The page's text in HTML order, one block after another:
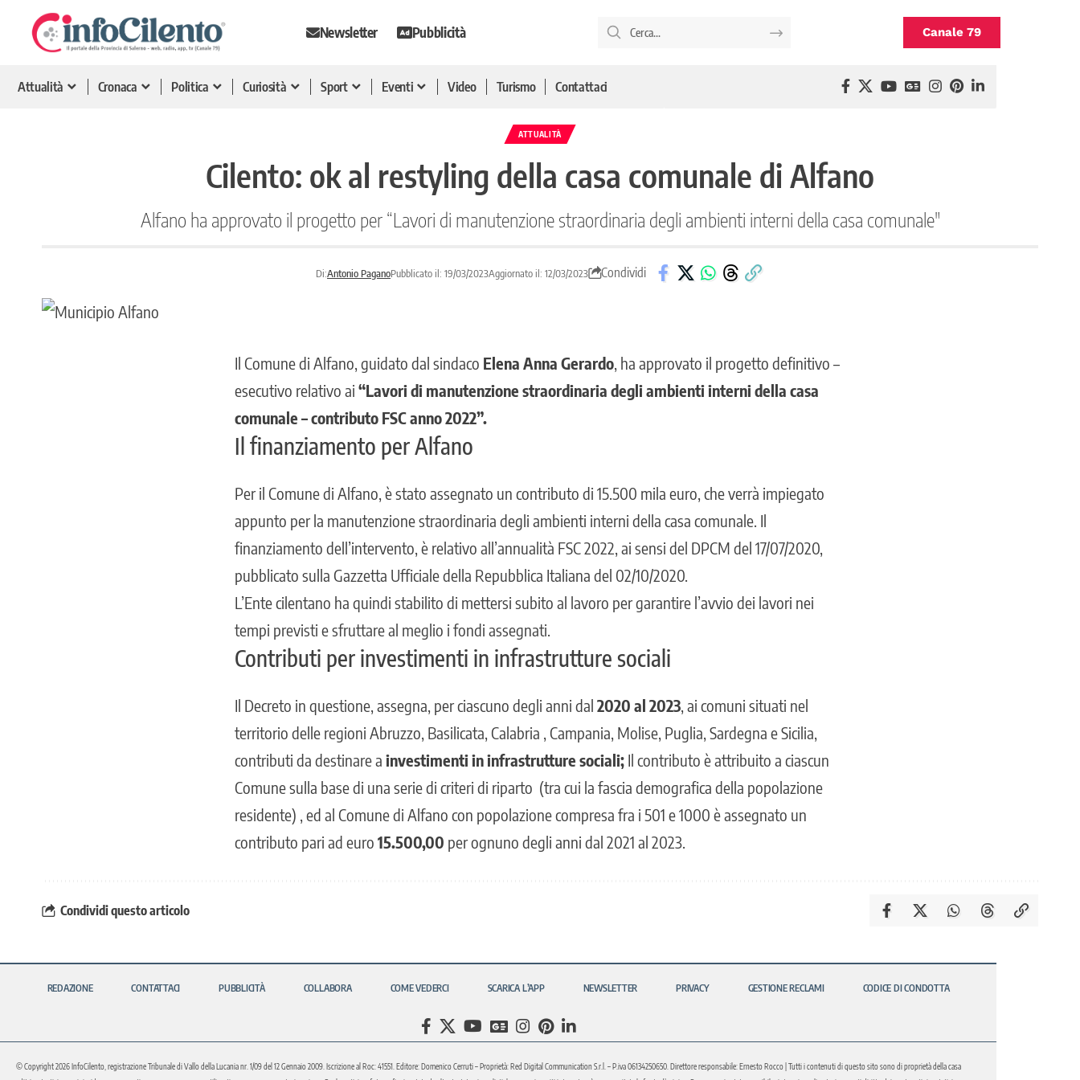
Newsletter Pubblicità Canale 79
Attualità Cronaca Politica Curiosità Sport Eventi Video Turismo Contattaci
ATTUALITÀ
Cilento: ok al restyling della casa comunale di Alfano
Alfano ha approvato il progetto per “Lavori di manutenzione straordinaria degli ambienti interni della casa comunale"
Di:Antonio PaganoPubblicato il: 19/03/2023Aggiornato il: 12/03/2023 Condividi
Il Comune di Alfano, guidato dal sindaco Elena Anna Gerardo , ha approvato il progetto definitivo –
esecutivo relativo ai “Lavori di manutenzione straordinaria degli ambienti interni della casa
comunale – contributo FSC anno 2022”.
Il finanziamento per Alfano
Per il Comune di Alfano, è stato assegnato un contributo di 15.500 mila euro, che verrà impiegato
appunto per la manutenzione straordinaria degli ambienti interni della casa comunale. Il
finanziamento dell’intervento, è relativo all’annualità FSC 2022, ai sensi del DPCM del 17/07/2020,
pubblicato sulla Gazzetta Ufficiale della Repubblica Italiana del 02/10/2020.
L’Ente cilentano ha quindi stabilito di mettersi subito al lavoro per garantire l’avvio dei lavori nei
tempi previsti e sfruttare al meglio i fondi assegnati.
Contributi per investimenti in infrastrutture sociali
Il Decreto in questione, assegna, per ciascuno degli anni dal 2020 al 2023, ai comuni situati nel
territorio delle regioni Abruzzo, Basilicata, Calabria , Campania, Molise, Puglia, Sardegna e Sicilia,
contributi da destinare a investimenti in infrastrutture sociali; Il contributo è attribuito a ciascun
Comune sulla base di una serie di criteri di riparto (tra cui la fascia demografica della popolazione
residente) , ed al Comune di Alfano con popolazione compresa fra i 501 e 1000 è assegnato un
contributo pari ad euro 15.500,00 per ognuno degli anni dal 2021 al 2023.
Condividi questo articolo
REDAZIONE CONTATTACI PUBBLICITÀ COLLABORA COME VEDERCI SCARICA L’APP NEWSLETTER PRIVACY GESTIONE RECLAMI CODICE DI CONDOTTA
© Copyright 2026 InfoCilento, registrazione Tribunale di Vallo della Lucania nr. 1/09 del 12 Gennaio 2009. Iscrizione al Roc: 41551. Editore: Domenico Cerruti – Proprietà: Red Digital Communication S.r.l. – P.iva 06134250650. Direttore responsabile: Ernesto Rocco | Tutti i contenuti di questo sito sono di proprietà della casa